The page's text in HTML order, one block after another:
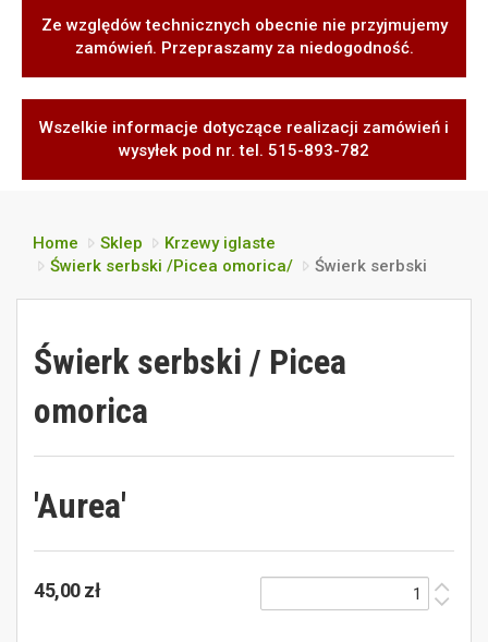
Ze względów technicznych obecnie nie przyjmujemy
zamówień. Przepraszamy za niedogodność.
Wszelkie informacje dotyczące realizacji zamówień i
wysyłek pod nr. tel. 515-893-782
Home Sklep
Krzewy iglaste
Świerk serbski /Picea omorica/
Świerk serbski
Świerk serbski / Picea
omorica
'Aurea'
45,00 zł